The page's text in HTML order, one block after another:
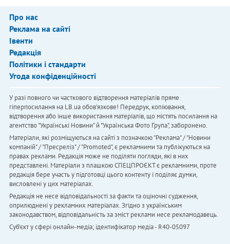
Про нас
Реклама на сайті
Івенти
Редакція
Політики і стандарти
Угода конфіденційності
У разі повного чи часткового відтворення матеріалів пряме
гіперпосилання на LB.ua обов'язкове! Передрук, копіювання,
відтворення або інше використання матеріалів, що містять посилання на
агентство "Українськi Новини" й "Українська Фото Група", заборонено.
Матеріали, які розміщуються на сайті з позначкою "Реклама" / "Новини
компаній" / "Пресреліз" / "Promoted", є рекламними та публікуються на
правах реклами. Редакція може не поділяти погляди, які в них
представлені. Матеріали з плашкою СПЕЦПРОЄКТ є рекламними, проте
редакція бере участь у підготовці цього контенту і поділяє думки,
висловлені у цих матеріалах.
Редакція не несе відповідальності за факти та оціночні судження,
оприлюднені у рекламних матеріалах. Згідно з українським
законодавством, відповідальність за зміст реклами несе рекламодавець.
Cуб'єкт у сфері онлайн-медіа; ідентифікатор медіа - R40-05097